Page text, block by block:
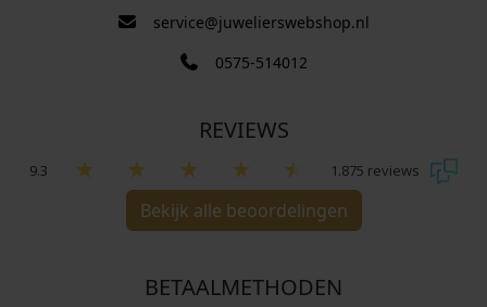
service@juwelierswebshop.nl
0575-514012
REVIEWS
9.3 1.875 reviews
Bekijk alle beoordelingen
BETAALMETHODEN